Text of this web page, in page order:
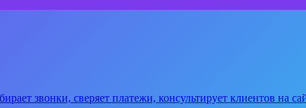
звонки, сверяет платежи, консультирует клиентов на